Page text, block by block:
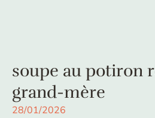
soupe au potiron
grand-mère
28/01/2026